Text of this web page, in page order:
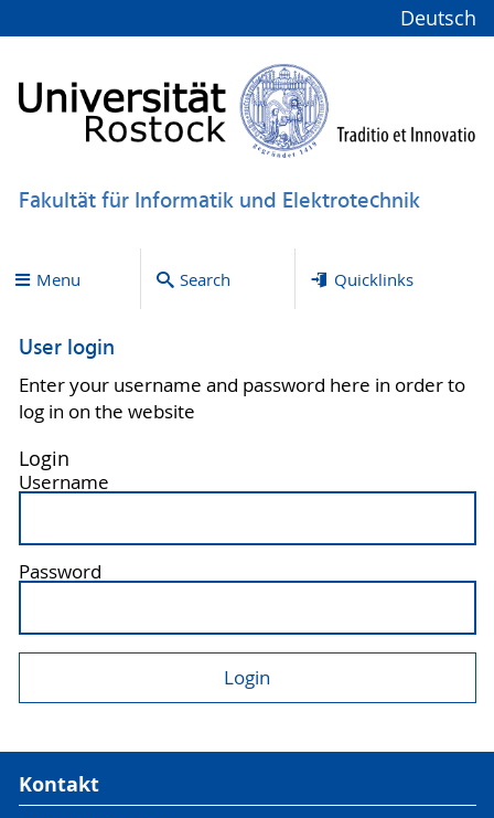
Deutsch
Fakultät für Informatik und Elektrotechnik
Menu Search Quicklinks
User login
Enter your username and password here in order to
log in on the website
Login
Username
Password
Kontakt